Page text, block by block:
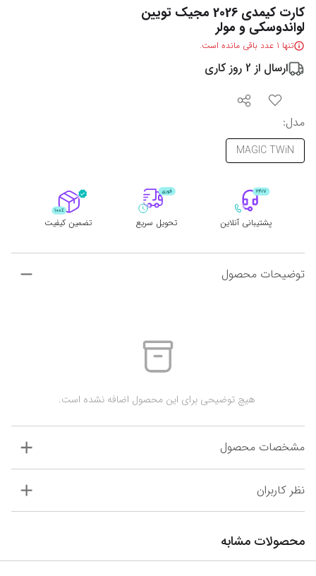
کارت کیمدی 2026 مجیک تویین
لواندوسکی و مولر
تنها 1 عدد باقی مانده است.
ارسال از 2 روز کاری
مدل:
MAGIC TWiN
پشتیبانی آنلاین تحویل سریع تضمین کیفیت
توضیحات محصول
مشخصات محصول
نظر کاربران
محصولات مشابه